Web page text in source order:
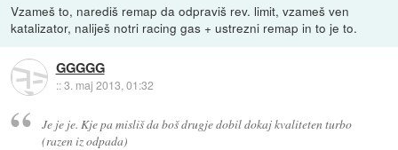
Vzameš to, narediš remap da odpraviš rev. limit, vzameš ven
katalizator, naliješ notri racing gas + ustrezni remap in to je to.
GGGGG
::3. maj 2013, 01:32
Je je je. Kje pa misliš da boš drugje dobil dokaj kvaliteten turbo
(razen iz odpada)